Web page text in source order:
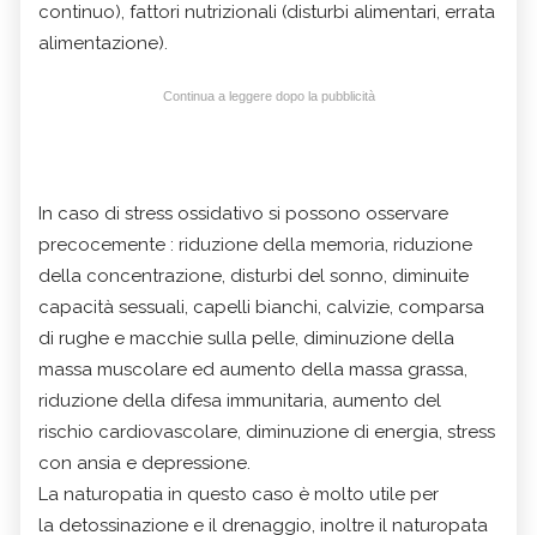
continuo), fattori nutrizionali (disturbi alimentari, errata
alimentazione).
Continua a leggere dopo la pubblicità
In caso di stress ossidativo si possono osservare
precocemente : riduzione della memoria, riduzione
della concentrazione, disturbi del sonno, diminuite
capacità sessuali, capelli bianchi, calvizie, comparsa
di rughe e macchie sulla pelle, diminuzione della
massa muscolare ed aumento della massa grassa,
riduzione della difesa immunitaria, aumento del
rischio cardiovascolare, diminuzione di energia, stress
con ansia e depressione.
La naturopatia in questo caso è molto utile per
la detossinazione e il drenaggio, inoltre il naturopata